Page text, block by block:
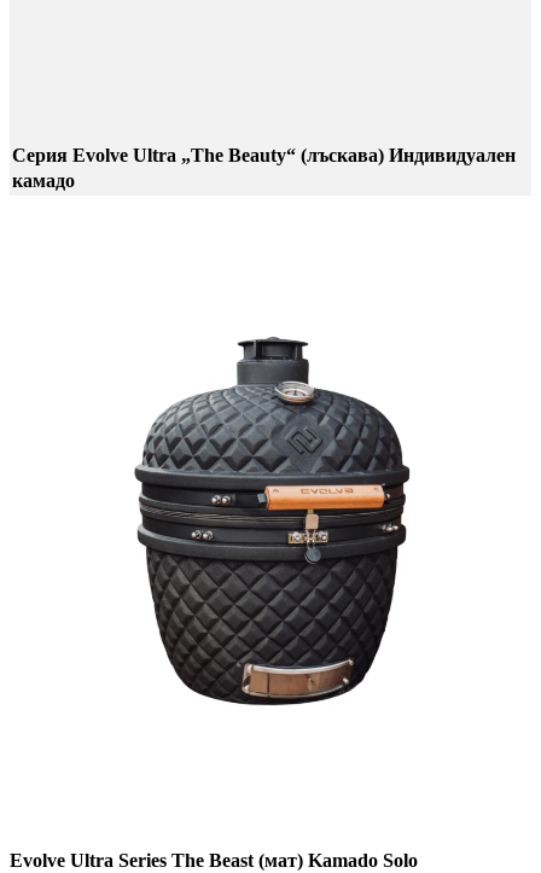
Серия Evolve Ultra „The Beauty“ (лъскава) Индивидуален
камадо
Evolve Ultra Series The Beast (мат) Kamado Solo